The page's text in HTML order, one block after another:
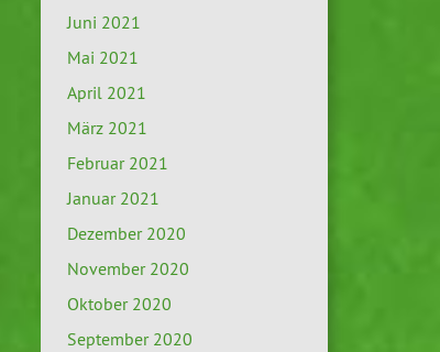
Juni 2021
Mai 2021
April 2021
März 2021
Februar 2021
Januar 2021
Dezember 2020
November 2020
Oktober 2020
September 2020